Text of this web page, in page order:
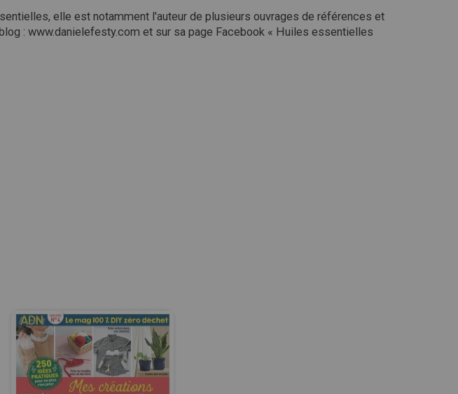
elle est notamment l'auteur de plusieurs ouvrages de références et
: www.danielefesty.com et sur sa page Facebook « Huiles essentielles